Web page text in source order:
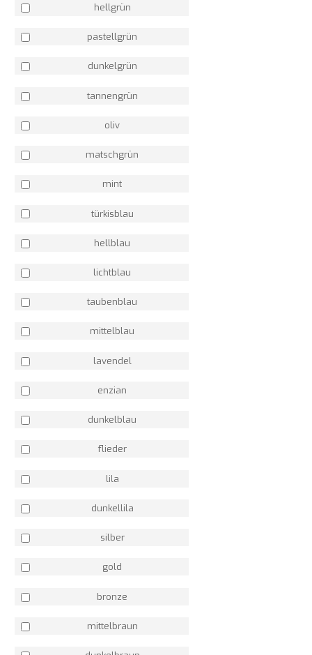
hellgrün
pastellgrün
dunkelgrün
tannengrün
oliv
matschgrün
mint
türkisblau
hellblau
lichtblau
taubenblau
mittelblau
lavendel
enzian
dunkelblau
flieder
lila
dunkellila
silber
gold
bronze
mittelbraun